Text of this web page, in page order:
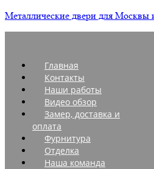
Металлические двери для Москвы
Главная
Контакты
Наши работы
Видео обзор
Замер, доставка и
оплата
Фурнитура
Отделка
Наша команда